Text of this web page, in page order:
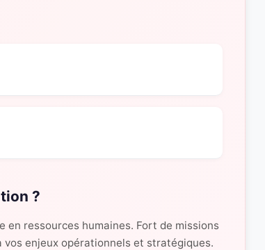
?
ressources humaines. Fort de missions
enjeux opérationnels et stratégiques.